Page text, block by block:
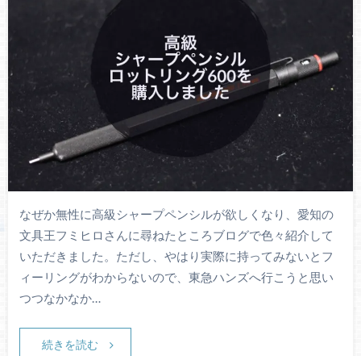
なぜか無性に高級シャープペンシルが欲しくなり、愛知の
文具王フミヒロさんに尋ねたところブログで色々紹介して
いただきました。ただし、やはり実際に持ってみないとフ
ィーリングがわからないので、東急ハンズへ行こうと思い
つつなかなか…
続きを読む